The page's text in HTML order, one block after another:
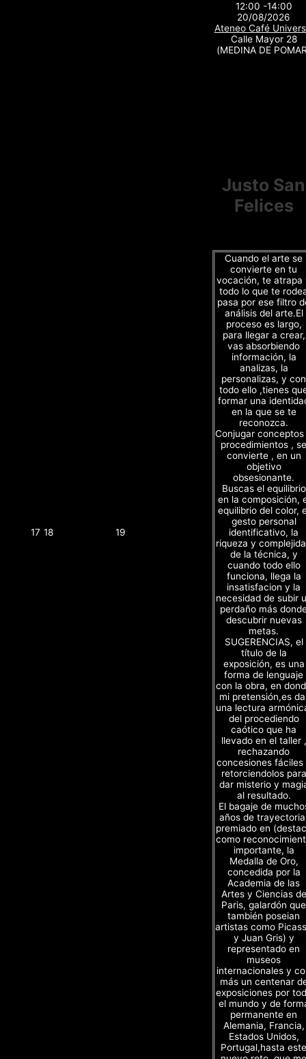
17 18 19
12:00 -14:00
20/08/2026
Ateneo Café
Calle Mayor 28
(MEDINA DE
Justo San
Felices
Cuando el arte se
convierte en tu
vocación, te atrapa
todo lo que te
pasa por ese filtro
análisis del arte.El
proceso es largo,
para llegar a crear,
vas absorbiendo
información, la
analizas, la
personalizas, y con
todo ello ,tienes
formar una
en la que se te
reconozca.
Conjugar
procedimientos , se
convierte , en un
objetivo
obsesionante.
Buscas el equilibrio
en la composición,
equilibrio del color,
gesto personal
identificativo, la
riqueza y
de la técnica, y
cuando todo ello
funciona, llega la
insatisfacion y la
necesidad de subir
perdaño más
descubrir nuevas
metas.
SUGERENCIAS, el
título de la
exposición, es una
forma de lenguaje
con la obra, en
mi pretensión,es
una lectura
del procediendo
caótico que ha
llevado en el taller ,
rechazando
concesiones fáciles
retorciendolos para
dar misterio y
al resultado.
El bagaje de
años de
premiado en
como
importante, la
Medalla de Oro,
concedida por la
Academia de las
Artes y Ciencias de
Paris, galardón que
también poseian
artistas como
y Juan Gris) y
representado en
museos
internacionales y
más un centenar
exposiciones por
el mundo y de
permanente en
Alemania, Francia,
Estados Unidos,
Portugal,hasta este